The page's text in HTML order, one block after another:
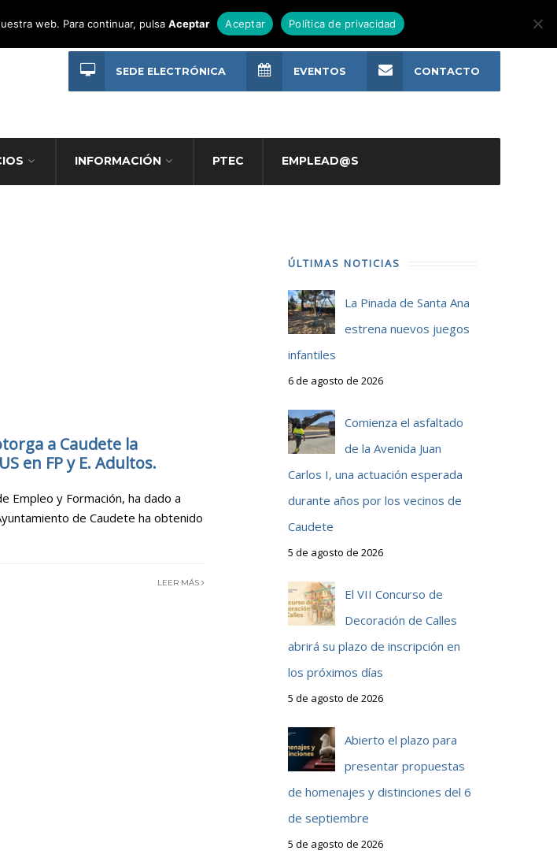
INFORMACIÓN PTEC EMPLEAD@S
SEDE ELECTRÓNICA EVENTOS CONTACTO
a Caudete la
en FP y E. Adultos.
Empleo y Formación, ha dado a
de Caudete ha obtenido
LEER MÁS
ÚLTIMAS NOTICIAS
La Pinada de Santa Ana
estrena nuevos juegos
infantiles
6 de agosto de 2026
Comienza el asfaltado
de la Avenida Juan
Carlos I, una actuación esperada
durante años por los vecinos de
Caudete
5 de agosto de 2026
El VII Concurso de
Decoración de Calles
abrirá su plazo de inscripción en
los próximos días
5 de agosto de 2026
Abierto el plazo para
presentar propuestas
de homenajes y distinciones del 6
de septiembre
5 de agosto de 2026
web. Para continuar, pulsaAceptar Aceptar Política de privacidad